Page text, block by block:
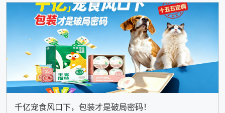
千亿宠食风口下，包装才是破局密码！